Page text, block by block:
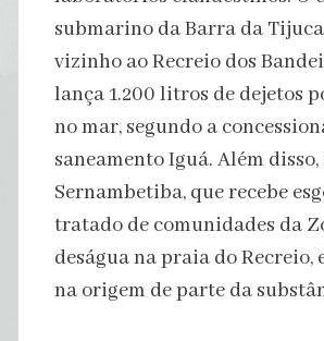
submarino da Barra da
vizinho ao Recreio dos
lança 1.200 litros de dejetos
no mar, segundo a
saneamento Iguá. Além
Sernambetiba, que recebe
tratado de comunidades da
deságua na praia do Recreio,
na origem de parte da